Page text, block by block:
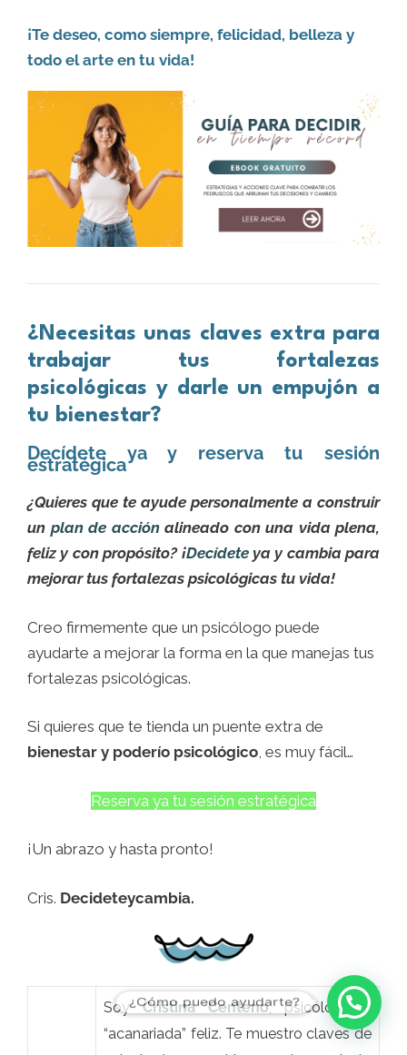
¡Te deseo, como siempre, felicidad, belleza y
todo el arte en tu vida!
¿Necesitas unas claves extra para
trabajar tus fortalezas
psicológicas y darle un empujón a
tu bienestar?
Decídete ya y reserva tu sesión
estratégica
¿Quieres que te ayude personalmente a construir
un plan de acciónalineado con una vida plena,
feliz y con propósito? ¡Decídeteya y cambia para
mejorar tus fortalezas psicológicas tu vida!
Creo firmemente que un psicólogo puede
ayudarte a mejorar la forma en la que manejas tus
fortalezas psicológicas.
Si quieres que te tienda un puente extra de
bienestar y poderío psicológico, es muy fácil…
Reserva ya tu sesión estratégica
¡Un abrazo y hasta pronto!
Cris. Decideteycambia.
SoyCristina Centeno, psicóloga y
“acanariada” feliz. Te muestro claves de
¿Cómo puedo ayudarte?